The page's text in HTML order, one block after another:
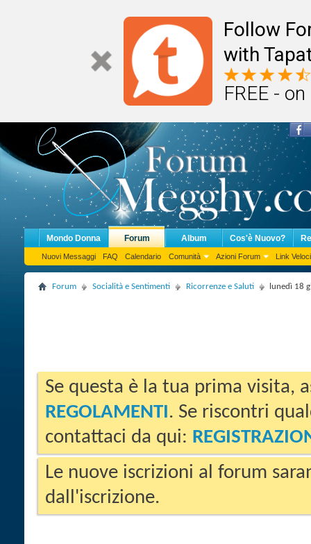
Follow
with
FREE -
Mondo Donna Forum
Nuovi Messaggi FAQ Calendario Comunità Azioni Forum Link Veloci
Album Cos'è Nuovo?
Forum Socialità e Sentimenti Ricorrenze e Saluti lunedì 18
Se questa è la tua prima visita,
REGOLAMENTI. Se riscontri
contattaci da qui:
Le nuove iscrizioni al forum
dall'iscrizione.